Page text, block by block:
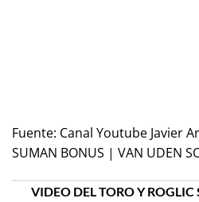
Fuente: Canal Youtube Javier
SUMAN BONUS | VAN UDEN
VIDEO DEL TORO Y